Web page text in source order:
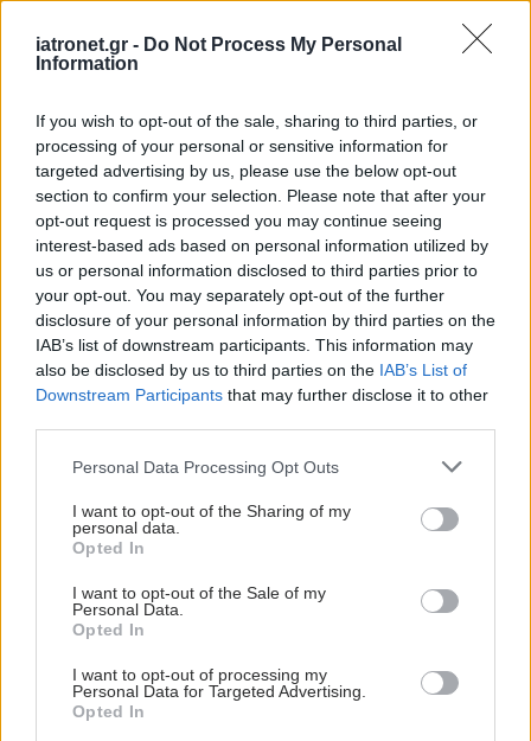
iatronet.gr - Do Not Process My Personal
Information
If you wish to opt-out of the sale, sharing to third parties, or
processing of your personal or sensitive information for
targeted advertising by us, please use the below opt-out
section to confirm your selection. Please note that after your
opt-out request is processed you may continue seeing
interest-based ads based on personal information utilized by
us or personal information disclosed to third parties prior to
your opt-out. You may separately opt-out of the further
disclosure of your personal information by third parties on the
IAB’s list of downstream participants. This information may
also be disclosed by us to third parties on the IAB’s List of
Downstream Participants that may further disclose it to other
Please note that this website/app uses one or more Google
not limited to your visit or usage behaviour. You may click to
grant or deny consent to Google and its third-party tags to
use your data for below specified purposes in below Google
consent section.
Personal Data Processing Opt Outs
I want to opt-out of the Sharing of my
personal data.
Opted In
I want to opt-out of the Sale of my
Personal Data.
Opted In
I want to opt-out of processing my
Personal Data for Targeted Advertising.
Opted In
θεραπευτική αντιμετώπιση των ασθενών με
βαριά εκδήλωση της νόσου (SMA Τύπου 1), στο
οποίο συμμετείχαν περισσότεροι από 540
συνεργασία όλων των φορέων, καταφέραμε ώστε
6 παιδιά με τη βαρύτερη μορφή της νόσου, να
λάβουν τη θεραπεία δωρεάν, στο πλαίσιο
ομαδικού προγράμματος πρώιμης πρόσβασης της
GENESIS Pharma. Σήμερα υπολογίζουμε ότι 25
περίπου ασθενείς στη χώρα μας λαμβάνουν τη
θεραπεία με Nusinersen, σε 5 κέντρα στην Αθήνα,
τη Θεσσαλονίκη και την Κρήτη».
Η κα Πονς παρουσίασε τα στοιχεία από την
ελληνική εμπειρία του Προγράμματος
Νοσοκομείο Παίδων «Αγία Σοφία» και τόνισε ότι
«μέχρι στιγμής έχουμε θετικά κλινικά
αποτελέσματα, με όλους τους ασθενείς να
παραμένουν καταρχάς εν ζωή και με ποικίλες
χρειάζονται περισσότερα στοιχεία μακροχρόνιας
αποτελεσματικότητας με τη συνέχιση της